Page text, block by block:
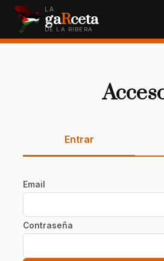
LA
gaRceta
DE LA RIBERA
Entrar
Email
Contraseña